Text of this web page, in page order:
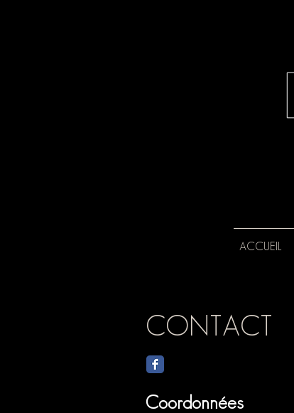
ACCUEIL
CONTACT
Coordonnées